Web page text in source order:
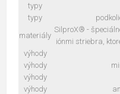
typy
typy
materiály
SilproX® -
iónmi striebra,
výhody
výhody
výhody
výhody